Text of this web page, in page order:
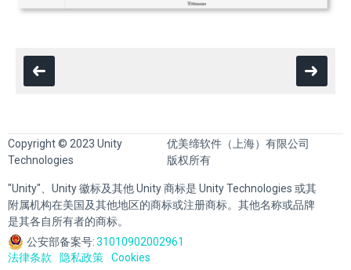
Copyright © 2023 Unity
Technologies
优美缔软件（上海）有限公司
版权所有
"Unity"、Unity 徽标及其他 Unity 商标是 Unity Technologies 或其
附属机构在美国及其他地区的商标或注册商标。其他名称或品牌
是其各自所有者的商标。
公安部备案号:31010902002961
法律条款
隐私政策 Cookies